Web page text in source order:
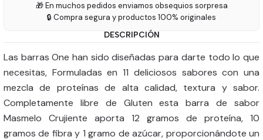
🎁 En muchos pedidos enviamos obsequios sorpresa
🔒 Compra segura y productos 100% originales
DESCRIPCIÓN
Las barras One han sido diseñadas para darte todo lo que
necesitas, Formuladas en 11 deliciosos sabores con una
mezcla de proteínas de alta calidad, textura y sabor.
Completamente libre de Gluten esta barra de sabor
Masmelo Crujiente aporta 12 gramos de proteína, 10
gramos de fibra y 1 gramo de azúcar, proporcionándote un